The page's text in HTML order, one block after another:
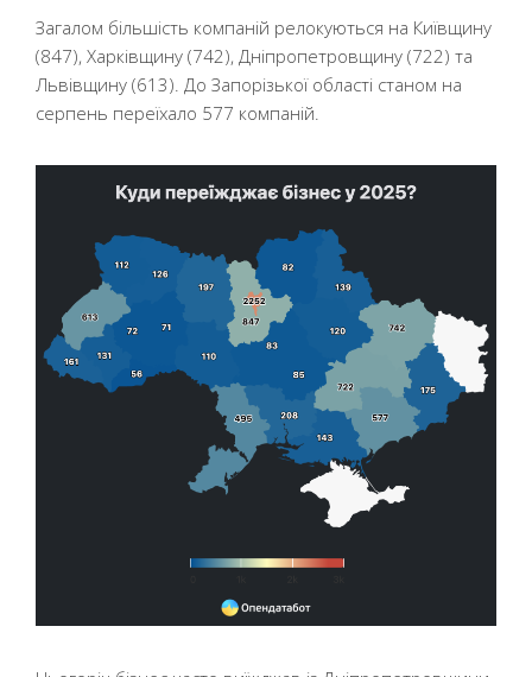
Загалом більшість компаній релокуються на Київщину
(847), Харківщину (742), Дніпропетровщину (722) та
Львівщину (613). До Запорізької області станом на
серпень переїхало 577 компаній.